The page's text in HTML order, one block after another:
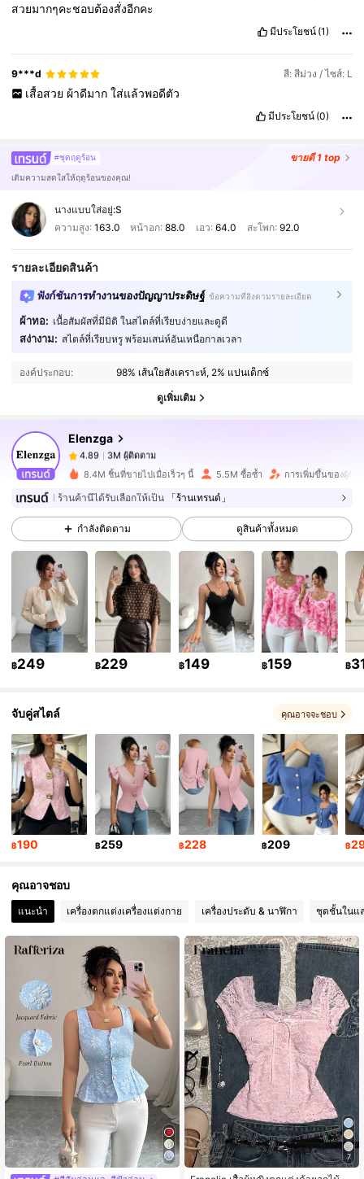
สวยมากๆคะชอบต้องสั่งอีกคะ
มีประโยชน์ (1)
9***d สี: สีม่วง / ไซส์: L
เสื้อสวย ผ้าดีมาก ใส่แล้วพอดีตัว
มีประโยชน์ (0)
#ชุดฤดูร้อน ขายดี1 top
เติมความสดใสให้ฤดูร้อนของคุณ!
นางแบบใส่อยู่:S
ความสูง: 163.0 หน้าอก:88.0 เอว: 64.0 สะโพก: 92.0
รายละเอียดสินค้า
ฟังก์ชันการทำงานของปัญญาประดิษฐ์ ข้อความที่อิงตามรายละเอียด
ผ้าทอ: เนื้อสัมผัสที่มีมิติ ในสไตล์ที่เรียบง่ายและดูดี
สง่างาม: สไตล์ที่เรียบหรู พร้อมเสน่ห์อันเหนือกาลเวลา
องค์ประกอบ: 98% เส้นใยสังเคราะห์, 2% แปนเด็กซ์
ดูเพิ่มเติม
Elenzga
4.89 3M ผู้ติดตาม
4.89
3M ผู้ติดตาม
T***r จ่าย1 วันที่ผ่านมา
4.89 3M ผู้ติดตาม
4.89 3M ผู้ติดตาม
4.89 3M ผู้ติดตาม
4.89 3M ผู้ติดตาม
4.89 3M ผู้ติดตาม
4.89 3M ผู้ติดตาม
8.4M ชิ้นที่ขายไปเมื่อเร็วๆ นี้ 5.5M ซื้อซ้ำ การเพิ่มขึ้นของผู้ติด
ร้านค้านี้ได้รับเลือกให้เป็น 「ร้านเทรนด์」
กำลังติดตาม ดูสินค้าทั้งหมด
฿249 ฿229 ฿149 ฿159 ฿
จับคู่สไตล์ คุณอาจจะชอบ
฿190 ฿259 ฿228 ฿209 ฿
คุณอาจชอบ
แนะนำ เครื่องตกแต่งเครื่องแต่งกาย เครื่องประดับ & นาฬิกา ชุดชั้นในแ
7